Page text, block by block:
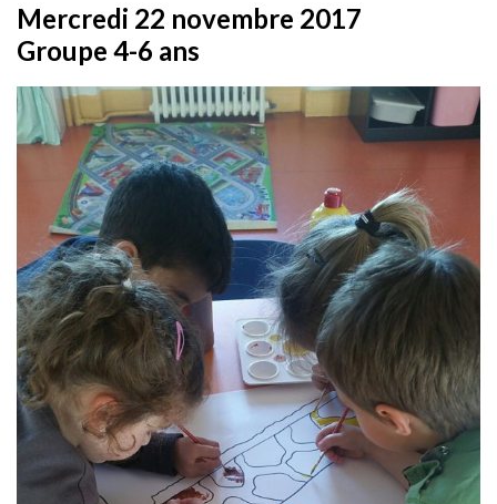
Mercredi 22 novembre 2017
Groupe 4-6 ans